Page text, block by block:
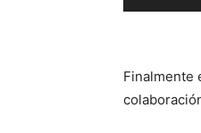
de
Finalmente